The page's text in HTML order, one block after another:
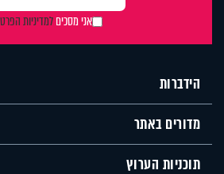
אני מסכיםלמדיניות
הידברות
מדורים באתר
תוכניות הערוץ